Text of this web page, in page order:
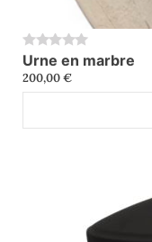
0Urne en marbre
200,00€